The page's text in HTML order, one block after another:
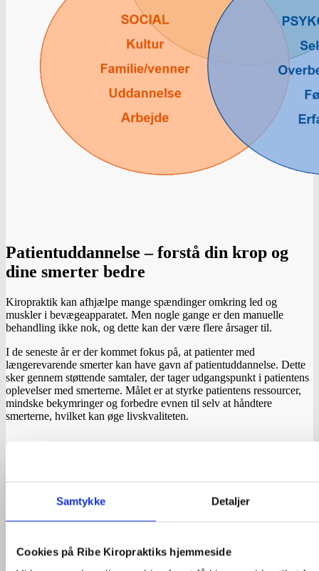
Samtykke Detaljer
Cookies på Ribe Kiropraktiks hjemmeside
Patientuddannelse – forstå din krop og
dine smerter bedre
Kiropraktik kan afhjælpe mange spændinger omkring led og
muskler i bevægeapparatet. Men nogle gange er den manuelle
behandling ikke nok, og dette kan der være flere årsager til.
I de seneste år er der kommet fokus på, at patienter med
længerevarende smerter kan have gavn af patientuddannelse. Dette
sker gennem støttende samtaler, der tager udgangspunkt i patientens
oplevelser med smerterne. Målet er at styrke patientens ressourcer,
mindske bekymringer og forbedre evnen til selv at håndtere
smerterne, hvilket kan øge livskvaliteten.
Smerte opleves forskelligt, fordi den påvirkes af tre områder:
skaber det, vi kalder en “biopsykosocial forståelse” af smerte hvilket
betyder, at hver person oplever smerte forskelligt.